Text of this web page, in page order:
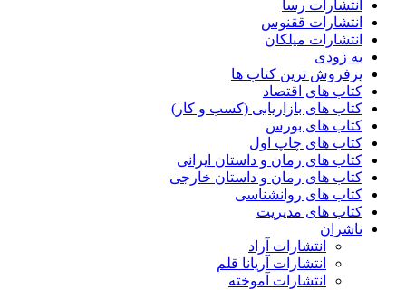
انتشارات رسا
انتشارات ققنوس
انتشارات میلکان
به زودی
پرفروش ترین کتاب ها
کتاب های اقتصاد
کتاب های بازاریابی (کسب و کار)
کتاب های بورس
کتاب های چاپ اول
کتاب های رمان و داستان ایرانی
کتاب های رمان و داستان خارجی
کتاب های روانشناسی
کتاب های مدیریت
ناشران
انتشارات آراد
انتشارات آریانا قلم
انتشارات آموخته